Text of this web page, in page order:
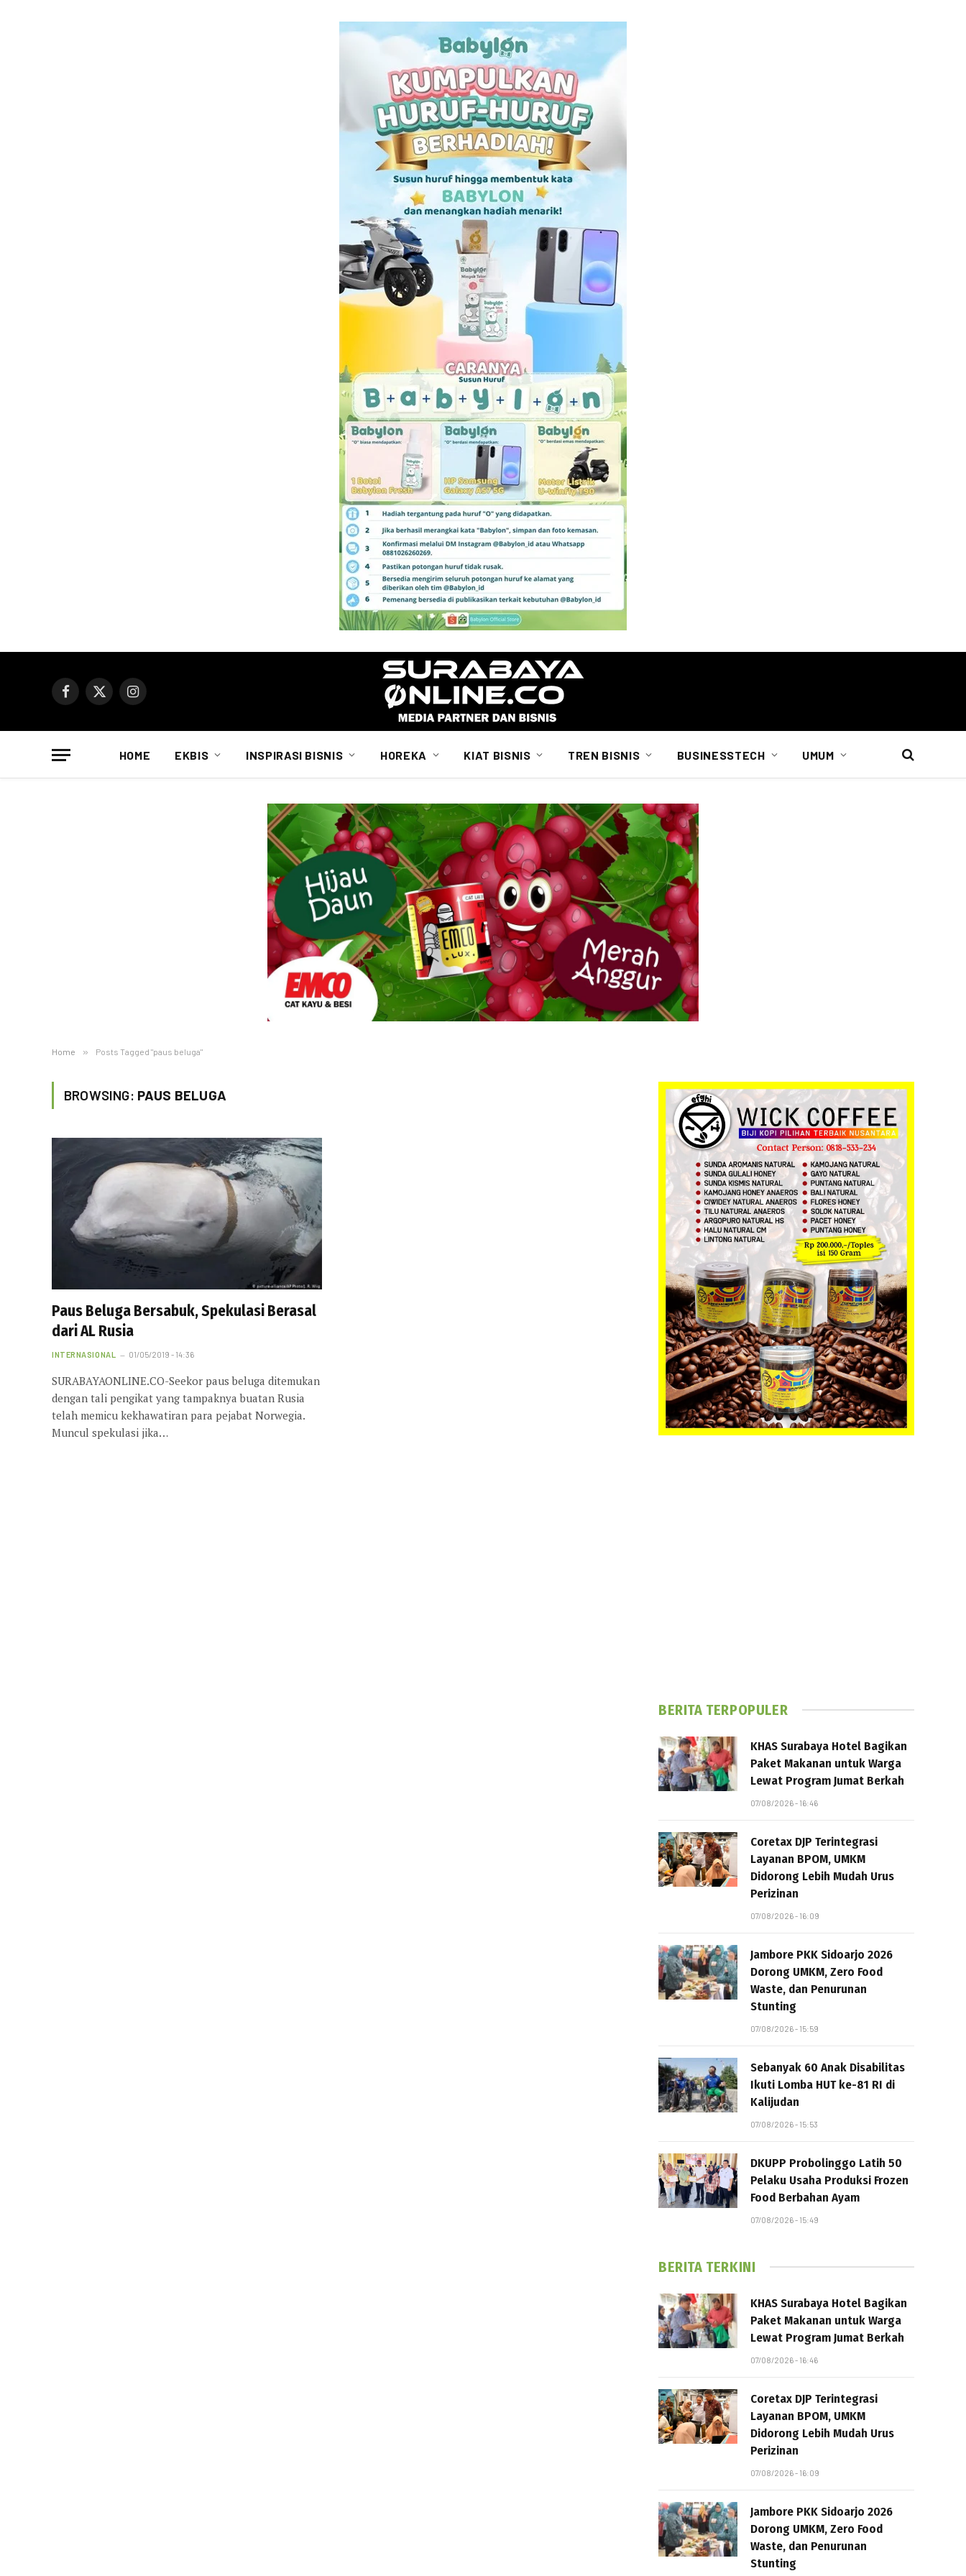
Facebook
X
Instagram
HOME EKBIS INSPIRASI BISNIS HOREKA KIAT BISNIS TREN BISNIS BUSINESSTECH UMUM
Home » Posts Tagged "paus beluga"
BROWSING: PAUS BELUGA
Paus Beluga Bersabuk, Spekulasi Berasal
dari AL Rusia
INTERNASIONAL 01/05/2019 - 14:36
SURABAYAONLINE.CO-Seekor paus beluga ditemukan
dengan tali pengikat yang tampaknya buatan Rusia
telah memicu kekhawatiran para pejabat Norwegia.
Muncul spekulasi jika…
BERITA TERPOPULER
KHAS Surabaya Hotel Bagikan
Paket Makanan untuk Warga
Lewat Program Jumat Berkah
07/08/2026 - 16:46
Coretax DJP Terintegrasi
Layanan BPOM, UMKM
Didorong Lebih Mudah Urus
Perizinan
07/08/2026 - 16:09
Jambore PKK Sidoarjo 2026
Dorong UMKM, Zero Food
Waste, dan Penurunan
Stunting
07/08/2026 - 15:59
Sebanyak 60 Anak Disabilitas
Ikuti Lomba HUT ke-81 RI di
Kalijudan
07/08/2026 - 15:53
DKUPP Probolinggo Latih 50
Pelaku Usaha Produksi Frozen
Food Berbahan Ayam
07/08/2026 - 15:49
BERITA TERKINI
KHAS Surabaya Hotel Bagikan
Paket Makanan untuk Warga
Lewat Program Jumat Berkah
07/08/2026 - 16:46
Coretax DJP Terintegrasi
Layanan BPOM, UMKM
Didorong Lebih Mudah Urus
Perizinan
07/08/2026 - 16:09
Jambore PKK Sidoarjo 2026
Dorong UMKM, Zero Food
Waste, dan Penurunan
Stunting